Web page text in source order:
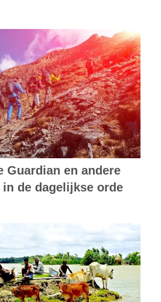
Guardian en andere
in de dagelijkse orde